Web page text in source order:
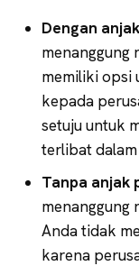
Dengan
menanggung
memiliki opsi
kepada
setuju untuk
terlibat
Tanpa anjak
menanggung
Anda tidak
karena